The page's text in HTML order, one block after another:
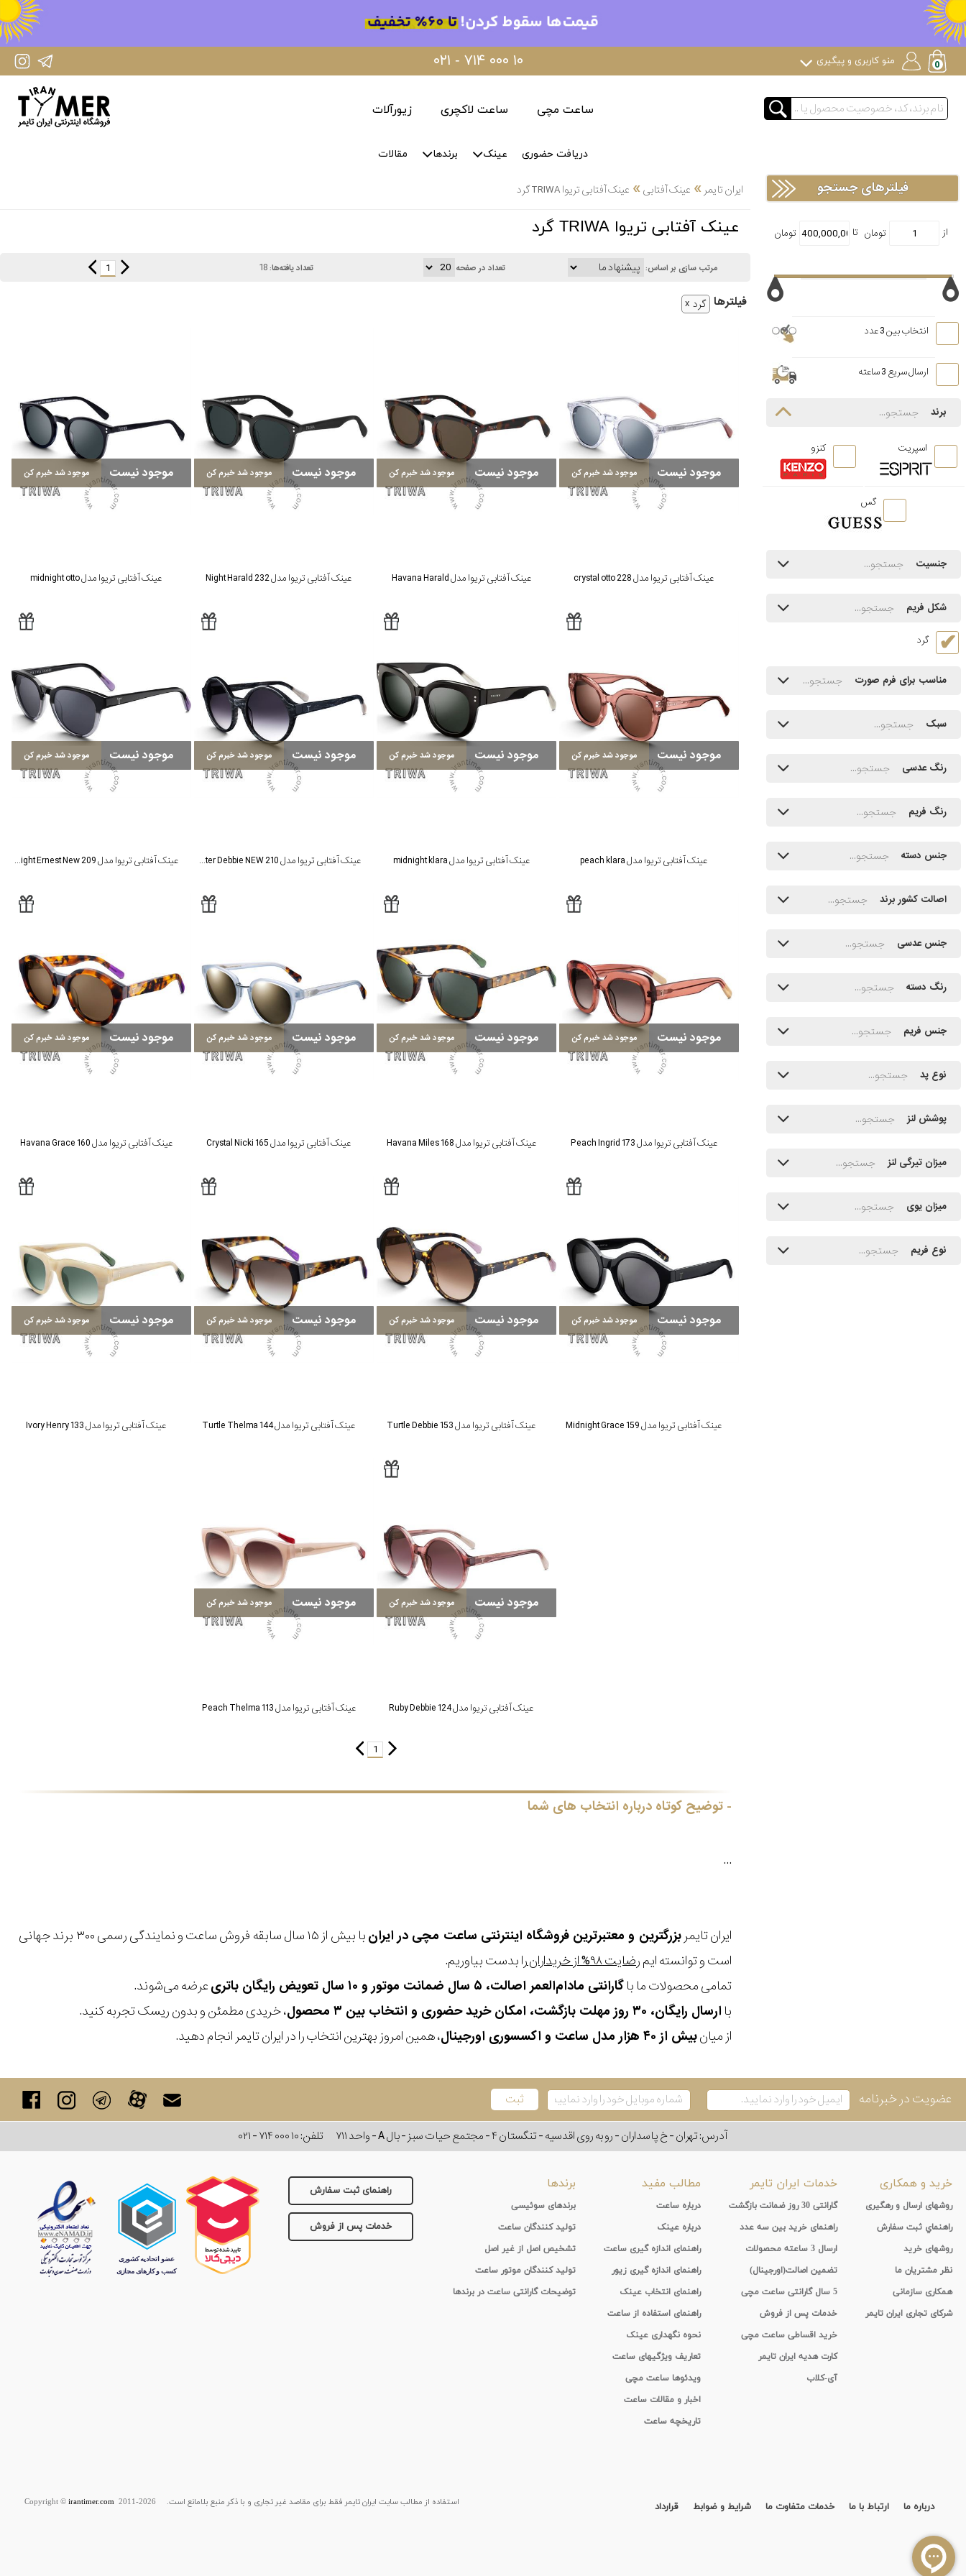
IranTimer Instagram Page ۰۲۱ - ۷۱۴ ۰۰۰ ۱۰ منو کاربری و پیگیری
ساعت مچی ساعت لاکچری زیورآلات
دریافت حضوری عینک برندها مقالات
ایران تایمر » عینک آفتابی» عینک آفتابی تریوا TRIWA گرد
عینک آفتابی تریوا TRIWA گرد
مرتب سازی بر اساس: تعداد در صفحه تعداد یافته‌ها:18
1
فیلتر‌ها گرد
موجود نیست موجود شد خبرم کن
عینک آفتابی تریوا مدل crystal otto 228
موجود نیست موجود شد خبرم کن
عینک آفتابی تریوا مدل Havana Harald
موجود نیست موجود شد خبرم کن
عینک آفتابی تریوا مدل Night Harald 232
موجود نیست موجود شد خبرم کن
عینک آفتابی تریوا مدل midnight otto
موجود نیست موجود شد خبرم کن
عینک آفتابی تریوا مدل peach klara
موجود نیست موجود شد خبرم کن
عینک آفتابی تریوا مدل midnight klara
موجود نیست موجود شد خبرم کن
عینک آفتابی تریوا مدل Black Oyster Debbie NEW 210
موجود نیست موجود شد خبرم کن
عینک آفتابی تریوا مدل Midnight Ernest New 209
موجود نیست موجود شد خبرم کن
عینک آفتابی تریوا مدل Peach Ingrid 173
موجود نیست موجود شد خبرم کن
عینک آفتابی تریوا مدل Havana Miles 168
موجود نیست موجود شد خبرم کن
عینک آفتابی تریوا مدل Crystal Nicki 165
موجود نیست موجود شد خبرم کن
عینک آفتابی تریوا مدل Havana Grace 160
موجود نیست موجود شد خبرم کن
عینک آفتابی تریوا مدل Midnight Grace 159
موجود نیست موجود شد خبرم کن
عینک آفتابی تریوا مدل Turtle Debbie 153
موجود نیست موجود شد خبرم کن
عینک آفتابی تریوا مدل Turtle Thelma 144
موجود نیست موجود شد خبرم کن
عینک آفتابی تریوا مدل Ivory Henry 133
موجود نیست موجود شد خبرم کن
عینک آفتابی تریوا مدل Ruby Debbie 124
موجود نیست موجود شد خبرم کن
عینک آفتابی تریوا مدل Peach Thelma 113
1
توضیح کوتاه درباره انتخاب های شما
...
ایران تایمربزرگترین و معتبرترین فروشگاه اینترنتی ساعت مچی در ایران
با بیش از ۱۵ سال سابقه فروش ساعت و نمایندگی رسمی ۳۰۰ برند جهانی
است و توانسته ایمرضایت ۹۸% از خریداران
را بدست بیاوریم.
تمامی محصولات ما باگارانتی مادام‌العمر اصالت، ۵ سال ضمانت موتور و ۱۰ سال تعویض رایگان باتری
عرضه می‌شوند.
باارسال رایگان، ۳۰ روز مهلت بازگشت، امکان خرید حضوری و انتخاب بین ۳ محصول
، خریدی مطمئن و بدون ریسک تجربه کنید.
از میانبیش از ۴۰ هزار مدل ساعت و اکسسوری اورجینال ، همین امروز بهترین انتخاب را در ایران تایمر انجام دهید.
فیلترهای جستجو
انتخاب بین 3 عدد
ارسال سریع 3 ساعته
برند
اسپریت کنزو
گس
جنسیت
شکل فریم
گرد
مناسب برای فرم صورت
سبک
رنگ عدسی
رنگ فریم
جنس دسته
اصالت کشور برند
جنس عدسی
رنگ دسته
جنس فریم
نوع پد
پوشش لنز
میزان تیرگی لنز
میزان یوی
نوع فریم
عضویت در خبرنامه
آدرس: تهران - خ پاسداران - رو به روی اقدسیه - تنگستان ۴ - مجتمع حیات سبز - بال A - واحد ۷۱۱ تلفن:۰۲۱ - ۷۱۴ ۰۰۰ ۱۰
راهنمای ثبت سفارش
خدمات پس از فروش
خرید و همکاری
روشهای ارسال و رهگیری
راهنماي ثبت سفارش
روشهای خرید
نظر مشتریان ما
همکاری سازمانی
شرکای تجاری ایران تایمر
خدمات ایران تایمر
گارانتی 30 روز ضمانت بازگشت
راهنمای خرید بین سه عدد
ارسال 3 ساعته محصولات
تضمین اصالت(اورجینال)
5 سال گارانتی ساعت مچی
خدمات پس از فروش
خرید اقساطی ساعت مچی
کارت هدیه ایران تایمر
آی-کلاب
مطالب مفید
درباره ساعت
درباره عینک
راهنمای اندازه گیری ساعت
راهنمای اندازه گیری زیور
راهنمای انتخاب عینک
راهنمای استفاده از ساعت
نحوه نگهداری عینک
تعاریف ویژگیهای ساعت
ویدئوها ساعت مچی
اخبار و مقالات ساعت
تاریخچه ساعت
برندها
برندهای سوئیسی
تولید کنندگان ساعت
تشخیص اصل از غیر اصل
تولید کنندگان موتور ساعت
توضیحات گارانتی ساعت در برندها
درباره ما ارتباط با ما خدمات متفاوت ما شرایط و ضوابط قرارداد استفاده از مطالب سايت ایران تایمر فقط برای مقاصد غیر تجاری و با ذکر منبع بلامانع است. Copyright © irantimer.com2011-2026